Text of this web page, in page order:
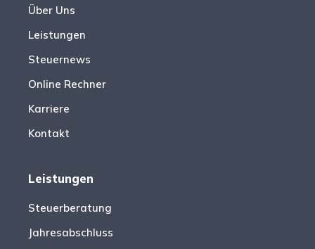
Über Uns
Leistungen
Steuernews
Online Rechner
Karriere
Kontakt
Leistungen
Steuerberatung
Jahresabschluss